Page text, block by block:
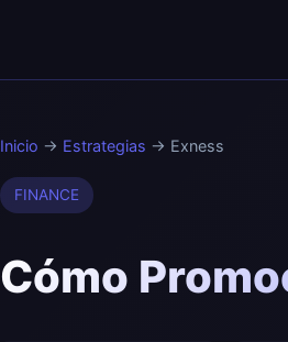
Inicio → Estrategias → Exness
FINANCE
Cómo